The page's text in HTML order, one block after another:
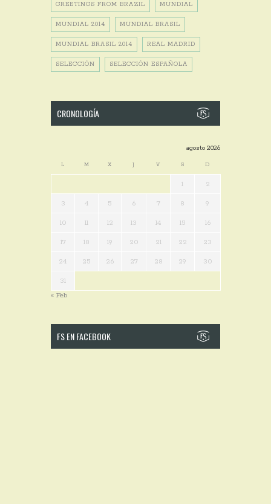
GREETINGS FROM BRAZIL MUNDIAL
MUNDIAL 2014 MUNDIAL BRASIL
MUNDIAL BRASIL 2014 REAL MADRID
SELECCIÓN SELECCIÓN ESPAÑOLA
CRONOLOGÍA
agosto 2026
L M X J V S D
1 2
3 4 5 6 7 8 9
10 11 12 13 14 15 16
17 18 19 20 21 22 23
24 25 26 27 28 29 30
31
« Feb
FS EN FACEBOOK